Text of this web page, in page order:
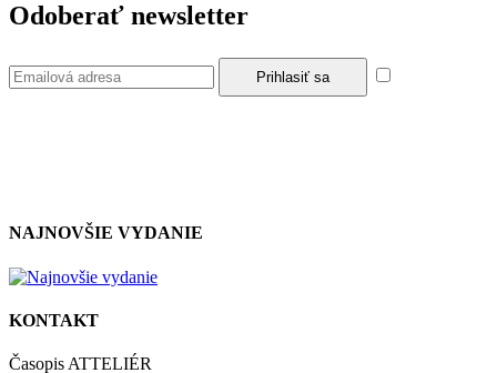
Odoberať newsletter
NAJNOVŠIE VYDANIE
KONTAKT
Časopis ATTELIÉR